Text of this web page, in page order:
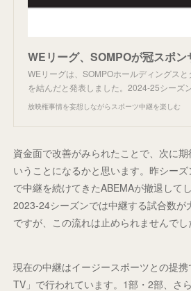
WEリーグ、SOMPOが冠スポン
WEリーグは、SOMPOホールディングス
を結んだと発表しました。2024-25シーズ
放映権事情を妄想しながらスポーツ中継を楽しむ
資金面で改善がみられたことで、次に
いうことになるかと思います。昨シー
で中継を続けてきたABEMAが撤退して
2023-24シーズンでは中継する試合数が
ですが、この流れは止められませんでし
現在の中継はイージースポーツとの提
TV」で行われています。1部・2部、さ